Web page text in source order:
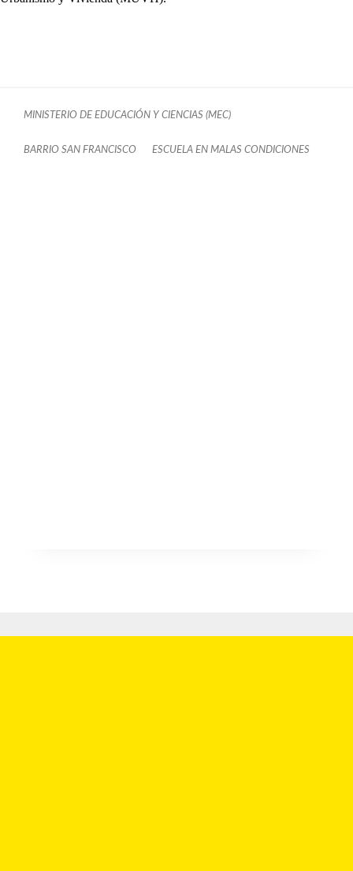
MINISTERIO DE EDUCACIÓN Y CIENCIAS (MEC)
BARRIO SAN FRANCISCO ESCUELA EN MALAS CONDICIONES